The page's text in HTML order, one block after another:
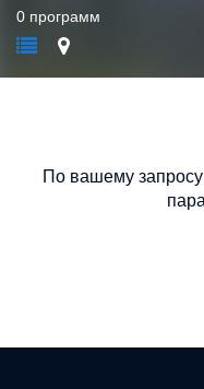
0 программ
По вашему